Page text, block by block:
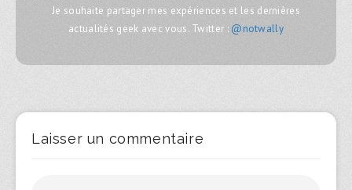
Je souhaite partager mes expériences et les dernières
actualités geek avec vous. Twitter : @notwally
Laisser un commentaire